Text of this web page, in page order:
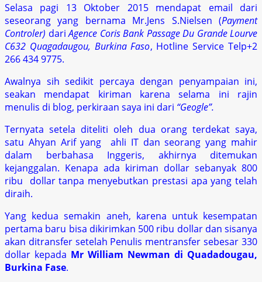
Selasa pagi 13 Oktober 2015 mendapat email dari
seseorang yang bernama Mr.Jens S.Nielsen (Payment
Controler) dariAgence Coris Bank Passage Du Grande Lourve
C632 Quagadaugou, Burkina Faso, Hotline Service Telp+2
266 434 9775.
Awalnya sih sedikit percaya dengan penyampaian ini,
seakan mendapat kiriman karena selama ini rajin
menulis di blog, perkiraan saya ini dari “Geogle”.
Ternyata setela diteliti oleh dua orang terdekat saya,
satu Ahyan Arif yang ahli IT dan seorang yang mahir
dalam berbahasa Inggeris, akhirnya ditemukan
kejanggalan. Kenapa ada kiriman dollar sebanyak 800
ribu dollar tanpa menyebutkan prestasi apa yang telah
diraih.
Yang kedua semakin aneh, karena untuk kesempatan
pertama baru bisa dikirimkan 500 ribu dollar dan sisanya
akan ditransfer setelah Penulis mentransfer sebesar 330
dollar kepada Mr William Newman di Quadadougau,
Burkina Fase.